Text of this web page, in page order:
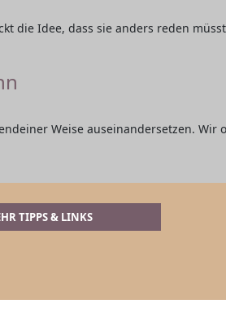
die Idee, dass sie anders reden
Weise auseinandersetzen.
TIPPS & LINKS